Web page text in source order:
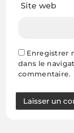
Site web
Enregistrer
dans le
commentaire.